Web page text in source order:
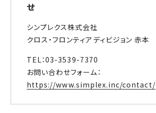
せ
シンプレクス株式会社
クロス・フロンティアディビジョン 赤本
TEL：03-3539-7370
お問い合わせフォーム：
https://www.simplex.inc/contact/